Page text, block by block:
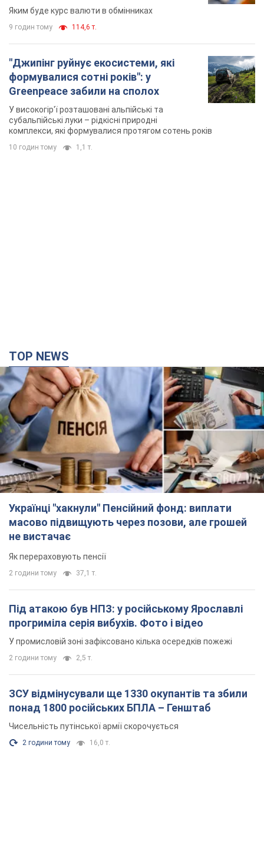
Яким буде курс валюти в обмінниках
9 годин тому 114,6 т.
"Джипінг руйнує екосистеми, які
формувалися сотні років": у
Greenpeace забили на сполох
У високогір'ї розташовані альпійські та
субальпійські луки – рідкісні природні
комплекси, які формувалися протягом сотень років
10 годин тому 1,1 т.
TOP NEWS
Українці "хакнули" Пенсійний фонд: виплати
масово підвищують через позови, але грошей
не вистачає
Як перераховують пенсії
2 години тому 37,1 т.
Під атакою був НПЗ: у російському Ярославлі
прогриміла серія вибухів. Фото і відео
У промисловій зоні зафіксовано кілька осередків пожежі
2 години тому 2,5 т.
ЗСУ відмінусували ще 1330 окупантів та збили
понад 1800 російських БПЛА – Генштаб
Чисельність путінської армії скорочується
2 години тому 16,0 т.